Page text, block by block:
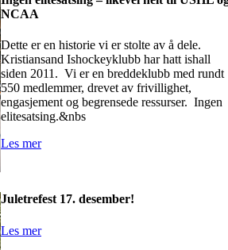
NCAA
Dette er en historie vi er stolte av å dele.
Kristiansand Ishockeyklubb har hatt ishall
siden 2011. Vi er en breddeklubb med rundt
550 medlemmer, drevet av frivillighet,
engasjement og begrensede ressurser. Ingen
elitesatsing.&nbs
Les mer
Juletrefest 17. desember!
Les mer